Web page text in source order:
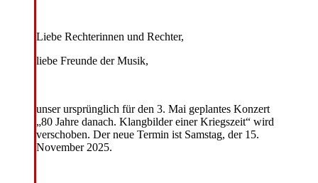
Liebe Rechterinnen und Rechter,
liebe Freunde der Musik,
unser ursprünglich für den 3. Mai geplantes Konzert
„80 Jahre danach. Klangbilder einer Kriegszeit“ wird
verschoben. Der neue Termin ist Samstag, der 15.
November 2025.